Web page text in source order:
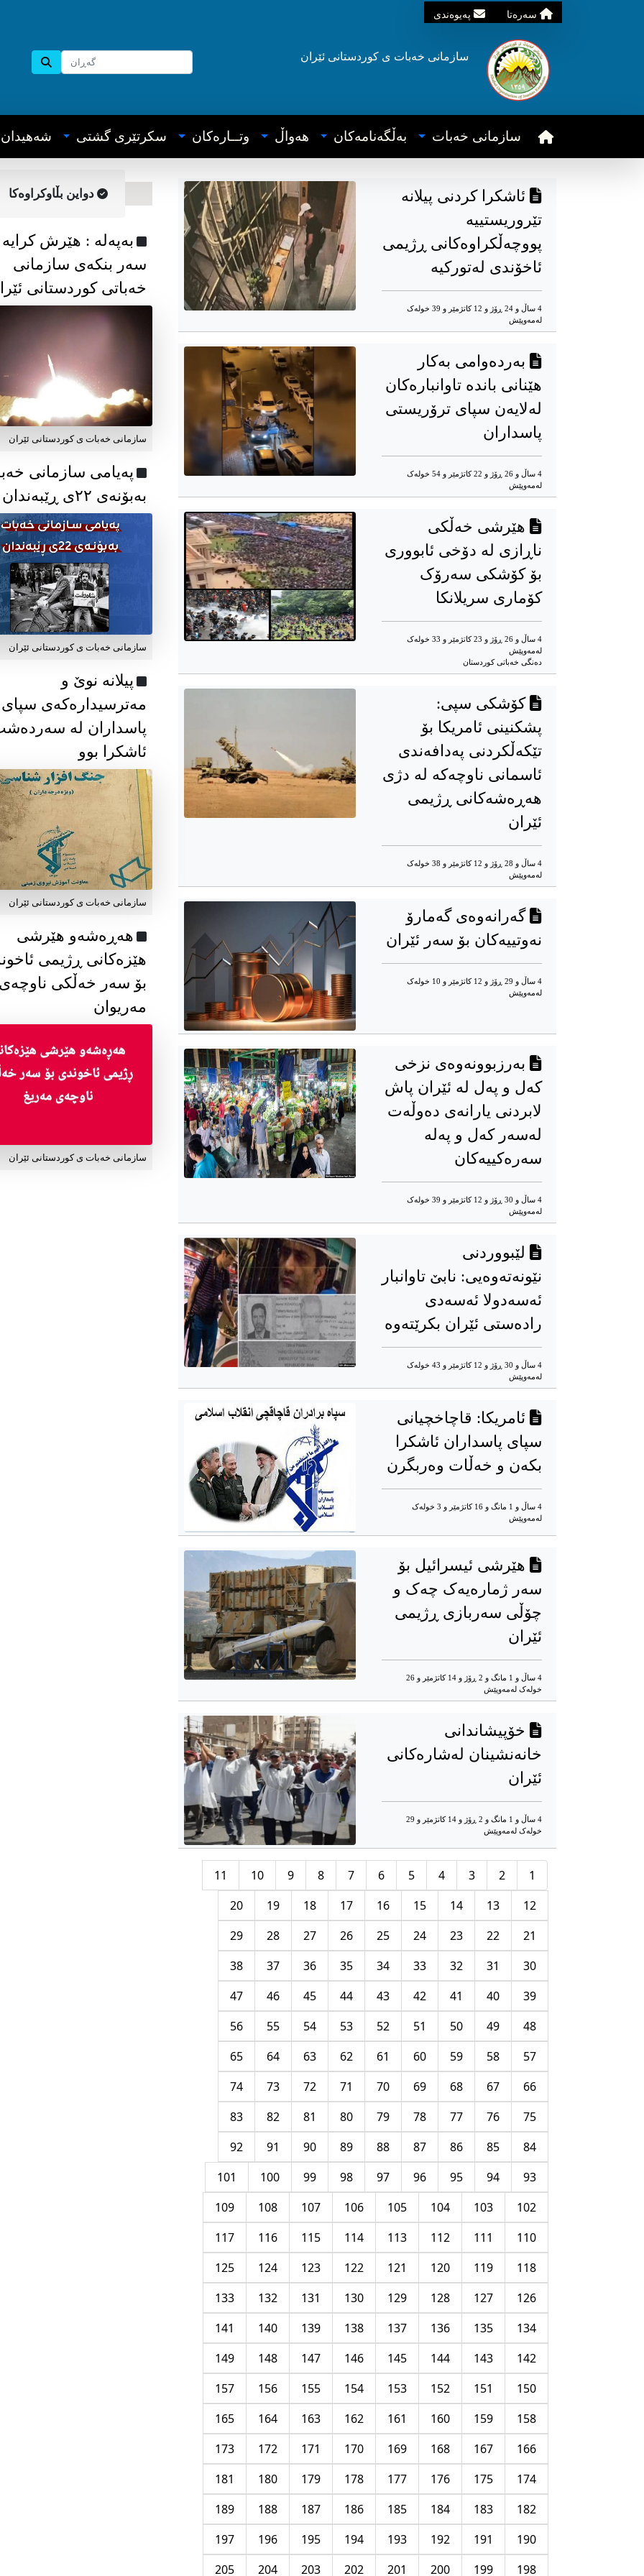
سه‌ره‌تا په‌یوه‌ندی
سازمانی خه‌بات ی کوردستانی ئێران
سازمانی خه‌بات به‌ڵگه‌نامه‌کان هه‌واڵ وتــاره‌کان سکرتێری گشتی شه‌هیدان
ئاشکرا کردنی پیلانە
تێروریستییە
پووچەڵکراوەکانی ڕژیمی
ئاخۆندی لەتورکیە
4 ساڵ و 24 ڕۆژ و 12 کاتژمێر و 39 خوله‌ک
له‌مه‌وپێش‌
بەردەوامی بەکار
هێنانی باندە تاوانبارەکان
لەلایەن سپای ترۆریستی
پاسداران
4 ساڵ و 26 ڕۆژ و 22 کاتژمێر و 54 خوله‌ک
له‌مه‌وپێش‌
هێرشی خەڵکی
ناڕازی لە دۆخی ئابووری
بۆ کۆشکی سەرۆک
کۆماری سریلانکا
4 ساڵ و 26 ڕۆژ و 23 کاتژمێر و 33 خوله‌ک
له‌مه‌وپێش‌
دەنگی خەباتی کوردستان
کۆشکی سپی:
پشکنینی ئامریکا بۆ
تێکەڵکردنی پەدافەندی
ئاسمانی ناوچەکە لە دژی
هەڕەشەکانی ڕژیمی
ئێران
4 ساڵ و 28 ڕۆژ و 12 کاتژمێر و 38 خوله‌ک
له‌مه‌وپێش‌
گەرانەوەی گەمارۆ
نەوتییەکان بۆ سەر ئێران
4 ساڵ و 29 ڕۆژ و 12 کاتژمێر و 10 خوله‌ک
له‌مه‌وپێش‌
بەرزبوونەوەی نزخی
کەل و پەل لە ئێران پاش
لابردنی یارانەی دەوڵەت
لەسەر کەل و پەلە
سەرەکییەکان
4 ساڵ و 30 ڕۆژ و 12 کاتژمێر و 39 خوله‌ک
له‌مه‌وپێش‌
لێبووردنی
نێونەتەوەیی: نابێ تاوانبار
ئەسەدولا ئەسەدی
رادەستی ئێران بکرێتەوە
4 ساڵ و 30 ڕۆژ و 12 کاتژمێر و 43 خوله‌ک
له‌مه‌وپێش‌
ئامریکا: قاچاخچیانی
سپای پاسداران ئاشکرا
بکەن و خەڵات وەربگرن
4 ساڵ و 1 مانگ و 16 کاتژمێر و 3 خوله‌ک
له‌مه‌وپێش‌
هێرشی ئیسرائیل بۆ
سەر ژمارەیەک چەک و
چۆڵی سەربازی ڕژیمی
ئێران
4 ساڵ و 1 مانگ و 2 ڕۆژ و 14 کاتژمێر و 26
خوله‌ک له‌مه‌وپێش‌
خۆپیشاندانی
خانەنشینان لەشارەکانی
ئێران
4 ساڵ و 1 مانگ و 2 ڕۆژ و 14 کاتژمێر و 29
خوله‌ک له‌مه‌وپێش‌
1
2
3
4
5
6
7
8
9
10
11
12
13
14
15
16
17
18
19
20
21
22
23
24
25
26
27
28
29
30
31
32
33
34
35
36
37
38
39
40
41
42
43
44
45
46
47
48
49
50
51
52
53
54
55
56
57
58
59
60
61
62
63
64
65
66
67
68
69
70
71
72
73
74
75
76
77
78
79
80
81
82
83
84
85
86
87
88
89
90
91
92
93
94
95
96
97
98
99
100
101
102
103
104
105
106
107
108
109
110
111
112
113
114
115
116
117
118
119
120
121
122
123
124
125
126
127
128
129
130
131
132
133
134
135
136
137
138
139
140
141
142
143
144
145
146
147
148
149
150
151
152
153
154
155
156
157
158
159
160
161
162
163
164
165
166
167
168
169
170
171
172
173
174
175
176
177
178
179
180
181
182
183
184
185
186
187
188
189
190
191
192
193
194
195
196
197
198
199
200
201
202
203
204
205
دواین بڵاوکراوه‌کا
به‌په‌له‌ : هێرش کرایە
سەر بنکەی سازمانی
خەباتی کوردستانی
سازمانی خەبات ی کوردستانی ئێران
پەیامی سازمانی
بەبۆنەی ۲۲ی ڕێبەندان
سازمانی خەبات ی كوردستانی ئێران
پیلانە نوێ و
مەترسیدارەکەی سپای
پاسداران لە
ئاشکرا بوو
سازمانی خەبات ی كوردستانی ئێران
هەڕەشەو هێرشی
هێزەکانی ڕژیمی
بۆ سەر خەڵکی
مەریوان
سازمانی خەبات ی کوردستانی ئێران